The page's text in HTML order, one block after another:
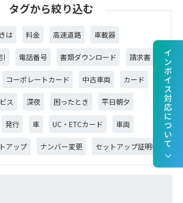
タグから絞り込む
は 料金 高速道路 車載器
電話番号 書類ダウンロード 請求書
コーポレートカード 中古車両 カード
ス 深夜 困ったとき 平日朝夕
発行 車 UC・ETCカード 車両
アップ ナンバー変更 セットアップ証明書